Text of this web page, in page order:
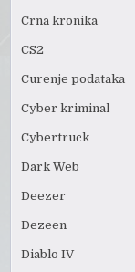
Crna kronika
CS2
Curenje podataka
Cyber kriminal
Cybertruck
Dark Web
Deezer
Dezeen
Diablo IV